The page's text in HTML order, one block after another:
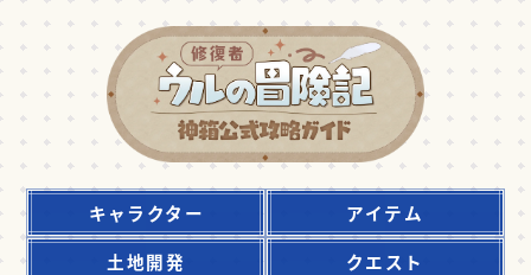
キャラクター
アイテム
土地開発
クエスト